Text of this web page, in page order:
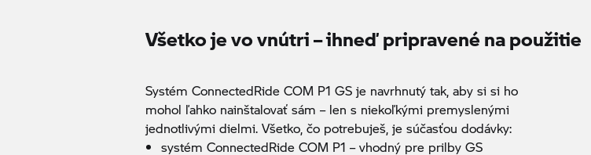
Všetko je vo vnútri – ihneď pripravené na použitie
Systém ConnectedRide COM P1 GS je navrhnutý tak, aby si si ho
mohol ľahko nainštalovať sám – len s niekoľkými premyslenými
jednotlivými dielmi. Všetko, čo potrebuješ, je súčasťou dodávky:
systém ConnectedRide COM P1 – vhodný pre prilby GS